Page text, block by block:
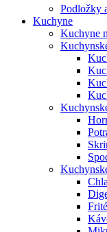
Podložky
Kuchyne
Kuchyne